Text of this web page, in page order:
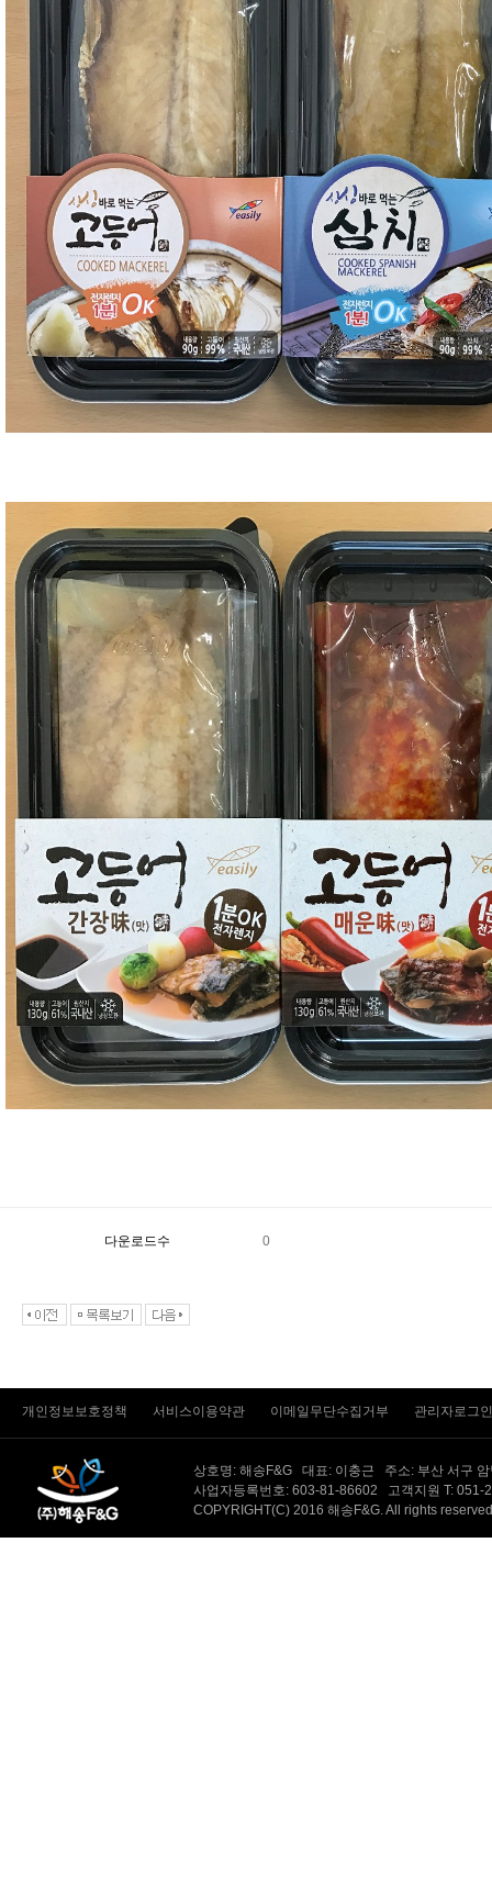
다운로드수 0
개인정보보호정책 서비스이용약관 이메일무단수집거부 관리자로그인
상호명: 해송F&G 대표: 이충근 주소: 부산 서구
사업자등록번호: 603-81-86602 고객지원 T:
COPYRIGHT(C) 2016 해송F&G. All rights